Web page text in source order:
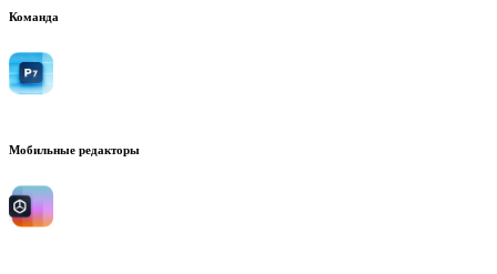
Команда
Мобильные редакторы